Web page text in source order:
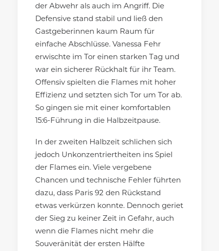
der Abwehr als auch im Angriff. Die
Defensive stand stabil und ließ den
Gastgeberinnen kaum Raum für
einfache Abschlüsse. Vanessa Fehr
erwischte im Tor einen starken Tag und
war ein sicherer Rückhalt für ihr Team.
Offensiv spielten die Flames mit hoher
Effizienz und setzten sich Tor um Tor ab.
So gingen sie mit einer komfortablen
15:6-Führung in die Halbzeitpause.
In der zweiten Halbzeit schlichen sich
jedoch Unkonzentriertheiten ins Spiel
der Flames ein. Viele vergebene
Chancen und technische Fehler führten
dazu, dass Paris 92 den Rückstand
etwas verkürzen konnte. Dennoch geriet
der Sieg zu keiner Zeit in Gefahr, auch
wenn die Flames nicht mehr die
Souveränität der ersten Hälfte